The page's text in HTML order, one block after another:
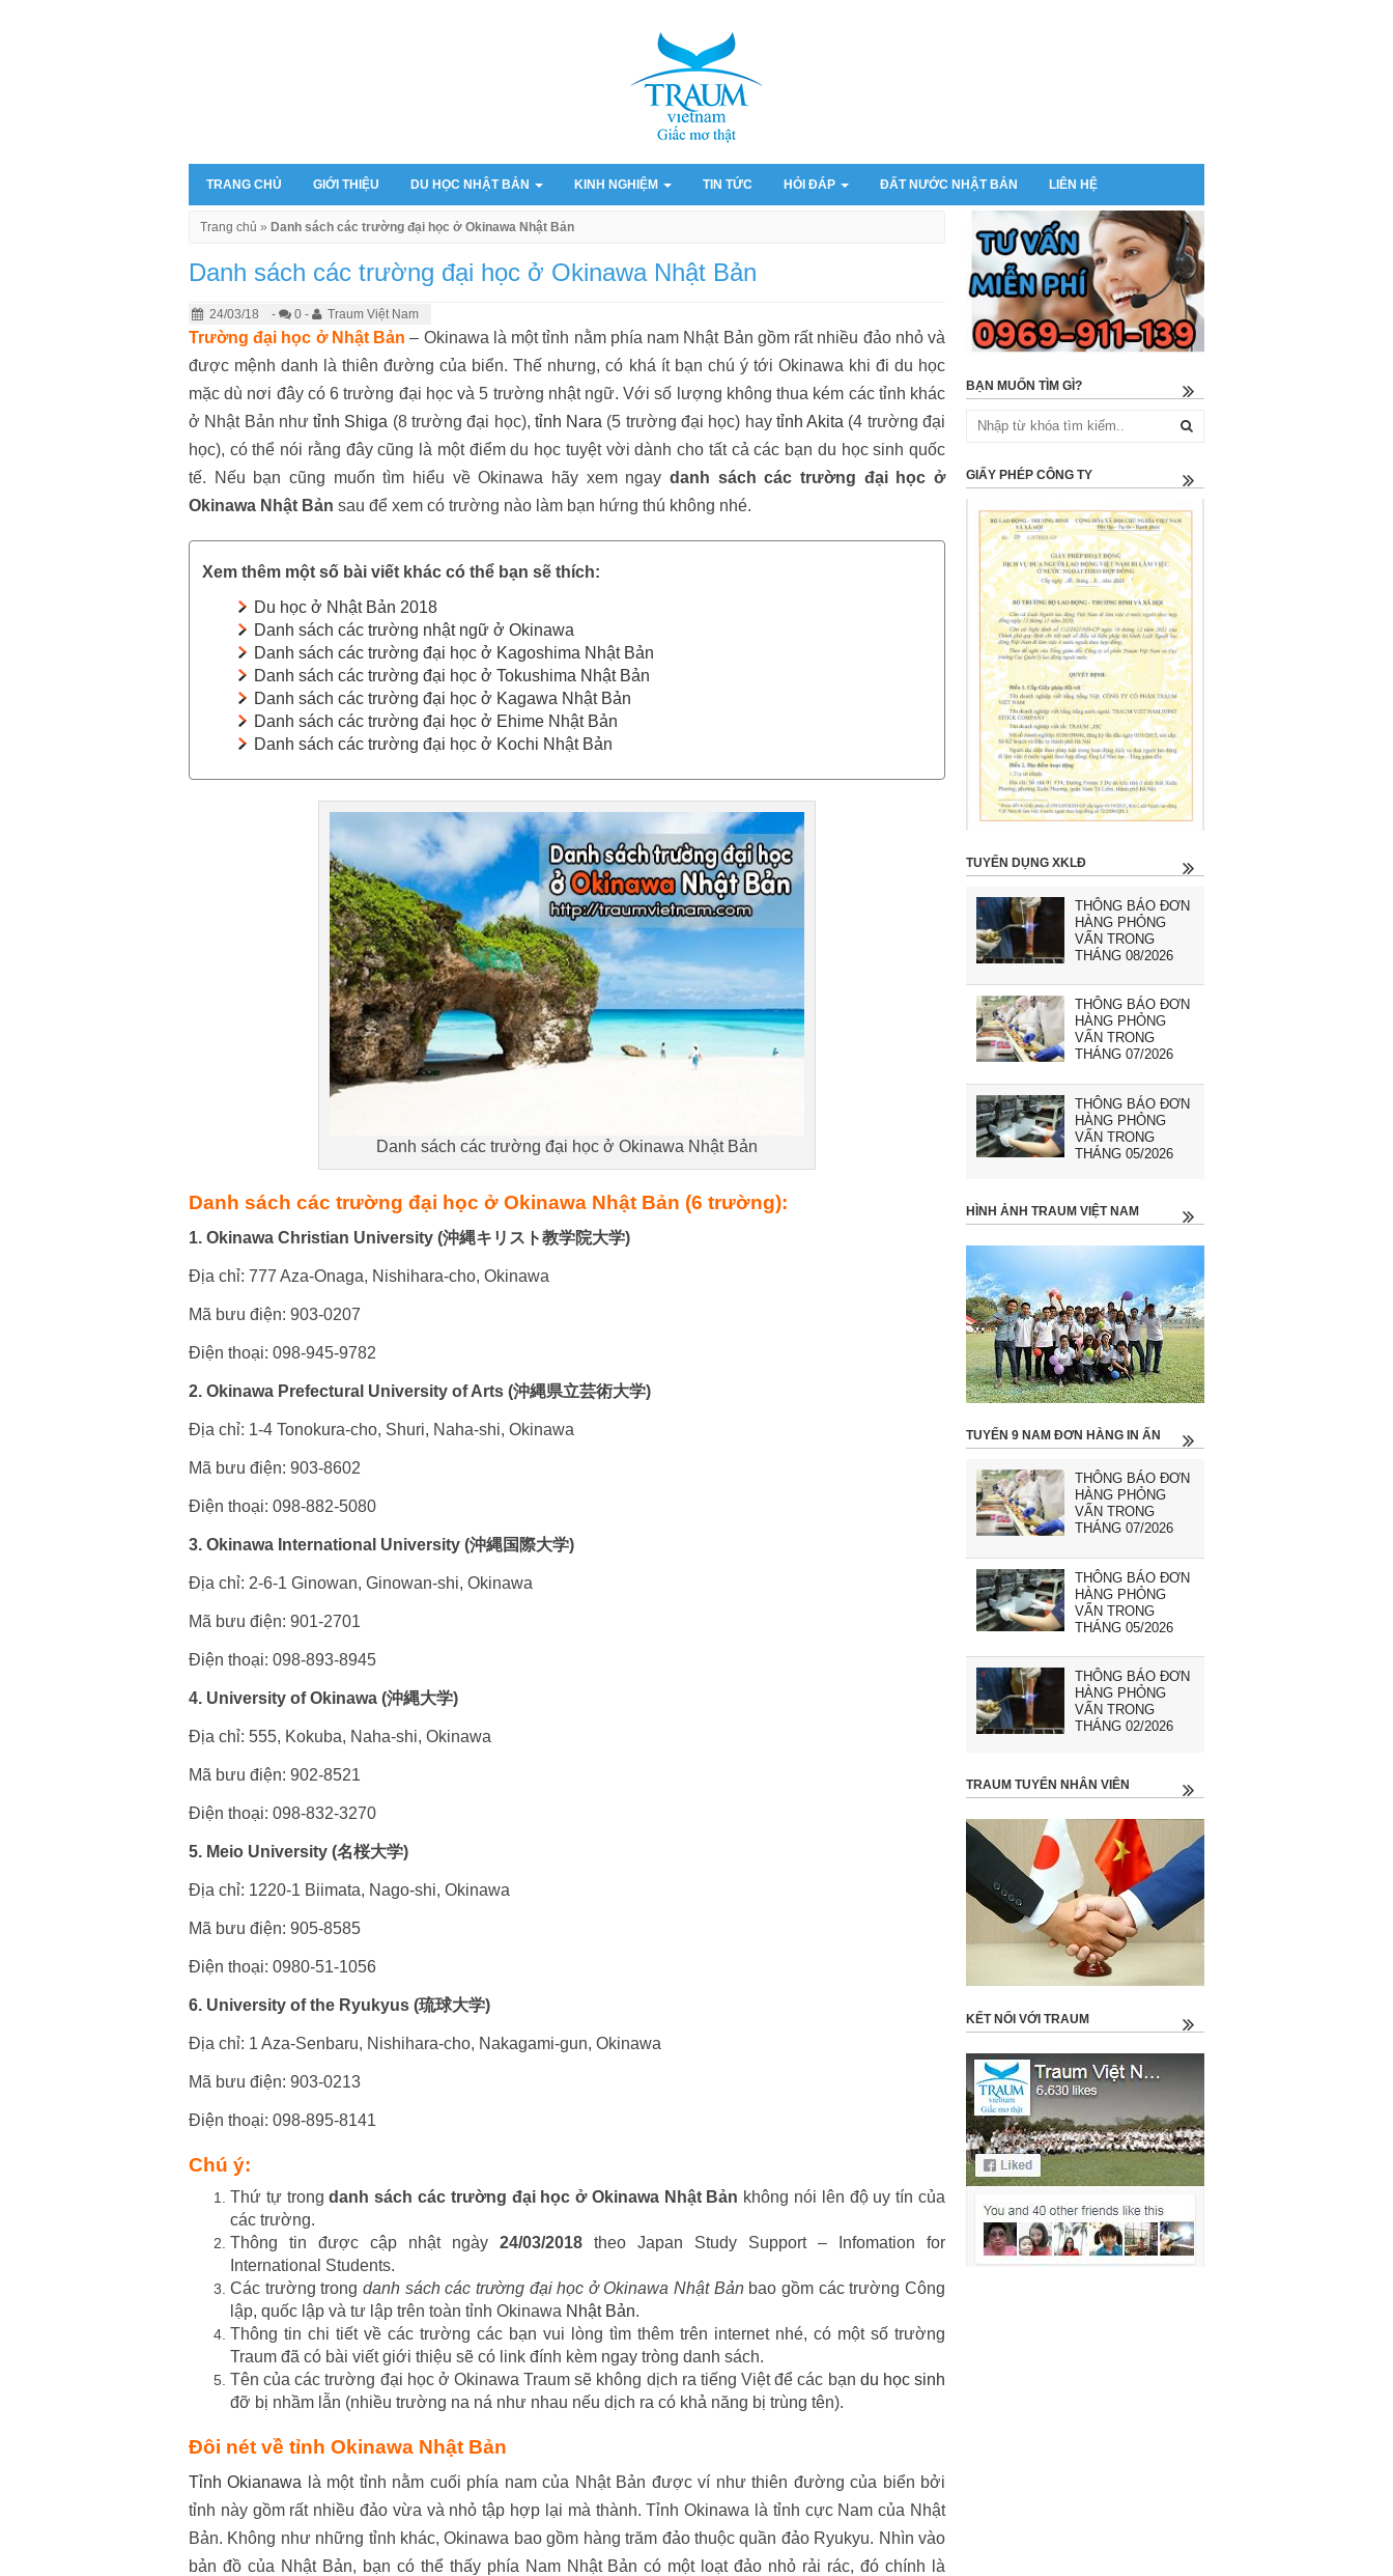
TRANG CHỦ GIỚI THIỆU DU HỌC NHẬT BẢN KINH NGHIỆM TIN TỨC HỎI ĐÁP ĐẤT NƯỚC NHẬT BẢN LIÊN HỆ
Trang chủ » Danh sách các trường đại học ở Okinawa Nhật Bản
Danh sách các trường đại học ở Okinawa Nhật Bản
24/03/18 - 0 - Traum Việt Nam
Trường đại học ở Nhật Bản – Okinawa là một tỉnh nằm phía nam Nhật Bản gồm rất nhiều đảo nhỏ và
được mệnh danh là thiên đường của biển. Thế nhưng, có khá ít bạn chú ý tới Okinawa khi đi du học
mặc dù nơi đây có 6 trường đại học và 5 trường nhật ngữ. Với số lượng không thua kém các tỉnh khác
ở Nhật Bản nhưtỉnh Shiga (8 trường đại học), tỉnh Nara (5 trường đại học) hay tỉnh Akita (4 trường đại
học), có thể nói rằng đây cũng là một điểm du học tuyệt vời dành cho tất cả các bạn du học sinh quốc
tế. Nếu bạn cũng muốn tìm hiểu về Okinawa hãy xem ngay danh sách các trường đại học ở
Okinawa Nhật Bản sau để xem có trường nào làm bạn hứng thú không nhé.
Xem thêm một số bài viết khác có thể bạn sẽ thích:
Du học ở Nhật Bản 2018
Danh sách các trường nhật ngữ ở Okinawa
Danh sách các trường đại học ở Kagoshima Nhật Bản
Danh sách các trường đại học ở Tokushima Nhật Bản
Danh sách các trường đại học ở Kagawa Nhật Bản
Danh sách các trường đại học ở Ehime Nhật Bản
Danh sách các trường đại học ở Kochi Nhật Bản
Danh sách các trường đại học ở Okinawa Nhật Bản
Danh sách các trường đại học ở Okinawa Nhật Bản (6 trường):
1. Okinawa Christian University (沖縄キリスト教学院大学)
Địa chỉ: 777 Aza-Onaga, Nishihara-cho, Okinawa
Mã bưu điện: 903-0207
Điện thoại: 098-945-9782
2. Okinawa Prefectural University of Arts (沖縄県立芸術大学)
Địa chỉ: 1-4 Tonokura-cho, Shuri, Naha-shi, Okinawa
Mã bưu điện: 903-8602
Điện thoại: 098-882-5080
3. Okinawa International University (沖縄国際大学)
Địa chỉ: 2-6-1 Ginowan, Ginowan-shi, Okinawa
Mã bưu điện: 901-2701
Điện thoại: 098-893-8945
4. University of Okinawa (沖縄大学)
Địa chỉ: 555, Kokuba, Naha-shi, Okinawa
Mã bưu điện: 902-8521
Điện thoại: 098-832-3270
5. Meio University (名桜大学)
Địa chỉ: 1220-1 Biimata, Nago-shi, Okinawa
Mã bưu điện: 905-8585
Điện thoại: 0980-51-1056
6. University of the Ryukyus (琉球大学)
Địa chỉ: 1 Aza-Senbaru, Nishihara-cho, Nakagami-gun, Okinawa
Mã bưu điện: 903-0213
Điện thoại: 098-895-8141
Chú ý:
Thứ tự trongdanh sách các trường đại học ở Okinawa Nhật Bản không nói lên độ uy tín của
các trường.
Thông tin được cập nhật ngày 24/03/2018 theo Japan Study Support – Infomation for
International Students.
Các trường trong danh sách các trường đại học ở Okinawa Nhật Bảnbao gồm các trường Công
lập, quốc lập và tư lập trên toàn tỉnh Okinawa Nhật Bản.
Thông tin chi tiết về các trường các bạn vui lòng tìm thêm trên internet nhé, có một số trường
Traum đã có bài viết giới thiệu sẽ có link đính kèm ngay tròng danh sách.
Tên của các trường đại học ở Okinawa Traum sẽ không dịch ra tiếng Việt để các bạn du học sinh
đỡ bị nhầm lẫn (nhiều trường na ná như nhau nếu dịch ra có khả năng bị trùng tên).
Đôi nét về tỉnh Okinawa Nhật Bản
Tỉnh Okianawa là một tỉnh nằm cuối phía nam của Nhật Bản được ví như thiên đường của biển bởi
tỉnh này gồm rất nhiều đảo vừa và nhỏ tập hợp lại mà thành. Tỉnh Okinawa là tỉnh cực Nam của Nhật
Bản. Không như những tỉnh khác, Okinawa bao gồm hàng trăm đảo thuộc quần đảo Ryukyu. Nhìn vào
bản đồ của Nhật Bản, bạn có thể thấy phía Nam Nhật Bản có một loạt đảo nhỏ rải rác, đó chính là
BẠN MUỐN TÌM GÌ?
GIẤY PHÉP CÔNG TY
TUYỂN DỤNG XKLĐ
THÔNG BÁO ĐƠN
HÀNG PHỎNG
VẤN TRONG
THÁNG 08/2026
THÔNG BÁO ĐƠN
HÀNG PHỎNG
VẤN TRONG
THÁNG 07/2026
THÔNG BÁO ĐƠN
HÀNG PHỎNG
VẤN TRONG
THÁNG 05/2026
HÌNH ẢNH TRAUM VIỆT NAM
TUYỂN 9 NAM ĐƠN HÀNG IN ẤN
THÔNG BÁO ĐƠN
HÀNG PHỎNG
VẤN TRONG
THÁNG 07/2026
THÔNG BÁO ĐƠN
HÀNG PHỎNG
VẤN TRONG
THÁNG 05/2026
THÔNG BÁO ĐƠN
HÀNG PHỎNG
VẤN TRONG
THÁNG 02/2026
TRAUM TUYỂN NHÂN VIÊN
KẾT NỐI VỚI TRAUM